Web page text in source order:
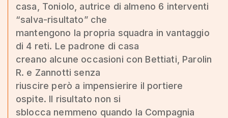
casa, Toniolo, autrice di almeno 6 interventi
“salva-risultato” che
mantengono la propria squadra in vantaggio
di 4 reti. Le padrone di casa
creano alcune occasioni con Bettiati, Parolin
R. e Zannotti senza
riuscire però a impensierire il portiere
ospite. Il risultato non si
sblocca nemmeno quando la Compagnia